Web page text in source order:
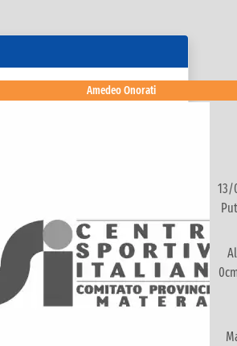
Amedeo Onorati
13/